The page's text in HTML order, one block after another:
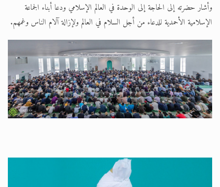
وأشار حضرته إلى الحاجة إلى الوحدة في العالم الإسلامي ودعا أبناء الجماعة
الإسلامية الأحمدية للدعاء من أجل السلام في العالم ولإزالة آلام الناس وغمهم.